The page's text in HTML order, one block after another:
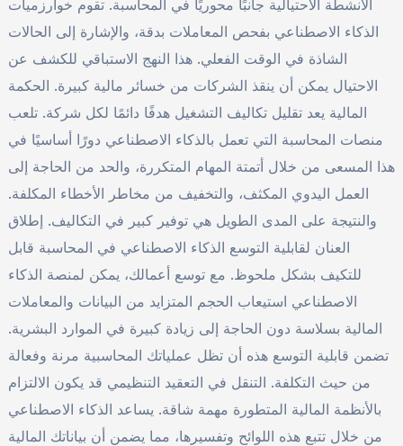
الأنشطة الاحتيالية جانبًا محوريًا في المحاسبة. تقوم خوارزميات
الذكاء الاصطناعي بفحص المعاملات بدقة، والإشارة إلى الحالات
الشاذة في الوقت الفعلي. هذا النهج الاستباقي للكشف عن
الاحتيال يمكن أن ينقذ الشركات من خسائر مالية كبيرة. الحكمة
المالية يعد تقليل تكاليف التشغيل هدفًا دائمًا لكل شركة. تلعب
منصات المحاسبة التي تعمل بالذكاء الاصطناعي دورًا أساسيًا في
هذا المسعى من خلال أتمتة المهام المتكررة، والحد من الحاجة إلى
العمل اليدوي المكثف، والتخفيف من مخاطر الأخطاء المكلفة.
والنتيجة على المدى الطويل هي توفير كبير في التكاليف. إطلاق
العنان لقابلية التوسع الذكاء الاصطناعي في المحاسبة قابل
للتكيف بشكل ملحوظ. مع توسع أعمالك، يمكن لمنصة الذكاء
الاصطناعي استيعاب الحجم المتزايد من البيانات والمعاملات
المالية بسلاسة دون الحاجة إلى زيادة كبيرة في الموارد البشرية.
تضمن قابلية التوسع هذه أن تظل عملياتك المحاسبية مرنة وفعالة
من حيث التكلفة. التنقل في التعقيد التنظيمي قد يكون الالتزام
بالأنظمة المالية المتطورة مهمة شاقة. يساعد الذكاء الاصطناعي
من خلال تتبع هذه اللوائح وتفسيرها، مما يضمن أن بياناتك المالية